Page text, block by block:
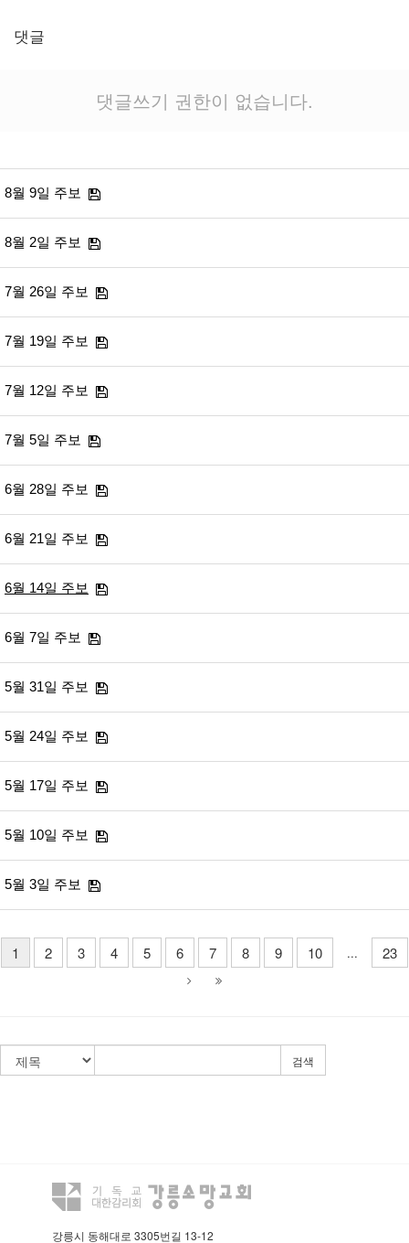
댓글
댓글쓰기 권한이 없습니다.
8월 9일 주보
8월 2일 주보
7월 26일 주보
7월 19일 주보
7월 12일 주보
7월 5일 주보
6월 28일 주보
6월 21일 주보
6월 14일 주보
6월 7일 주보
5월 31일 주보
5월 24일 주보
5월 17일 주보
5월 10일 주보
5월 3일 주보
1 2 3 4 5 6 7 8 9 10 ... 23
검색
강릉시 동해대로 3305번길 13-12